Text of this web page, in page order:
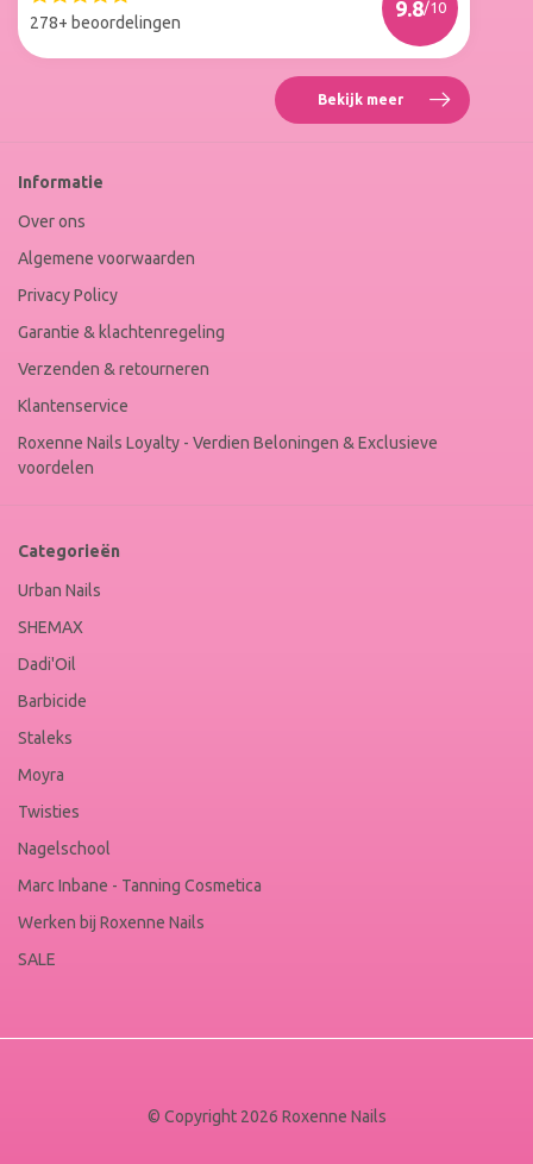
278+ beoordelingen
9.8/10
Winkel
Bekijk meer Reviews
Roxenne
Informatie
Over ons
Algemene voorwaarden
Privacy Policy
Garantie & klachtenregeling
Verzenden & retourneren
Klantenservice
Roxenne Nails Loyalty - Verdien Beloningen & Exclusieve
voordelen
Categorieën
Urban Nails
SHEMAX
Dadi'Oil
Barbicide
Staleks
Moyra
Twisties
Nagelschool
Marc Inbane - Tanning Cosmetica
Werken bij Roxenne Nails
SALE
© Copyright 2026 Roxenne Nails